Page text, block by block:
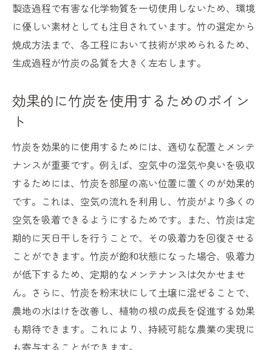
竹炭を使ったエコな消臭剤の作り方
簡単に作れる竹炭消臭剤のレシピ
手作り消臭剤の活用場面と効果
竹炭消臭剤による長期的な効果
竹炭を使ったエコライフスタイルの提案
竹炭がもたらす持続可能な農業への貢献
環境と農業の未来を支える竹炭
竹炭の利用がもたらす農業への利点
持続可能な農業を実現する竹炭の力
竹炭による農業の効率化と環境保護
竹炭を活用した循環型農業システム
農業の未来を拓く竹炭の可能性
竹炭の活用で広がる未来の可能性
竹炭が拓く未来のエコ社会
持続可能な未来を支える竹炭技術
製造過程で有害な化学物質を一切使用しないため、環境
に優しい素材としても注目されています。竹の選定から
焼成方法まで、各工程において技術が求められるため、
生成過程が竹炭の品質を大きく左右します。
効果的に竹炭を使用するためのポイン
ト
竹炭を効果的に使用するためには、適切な配置とメンテ
ナンスが重要です。例えば、空気中の湿気や臭いを吸収
するためには、竹炭を部屋の高い位置に置くのが効果的
です。これは、空気の流れを利用し、竹炭がより多くの
空気を吸着できるようにするためです。また、竹炭は定
期的に天日干しを行うことで、その吸着力を回復させる
ことができます。竹炭が飽和状態になった場合、吸着力
が低下するため、定期的なメンテナンスは欠かせませ
ん。さらに、竹炭を粉末状にして土壌に混ぜることで、
農地の水はけを改善し、植物の根の成長を促進する効果
も期待できます。これにより、持続可能な農業の実現に